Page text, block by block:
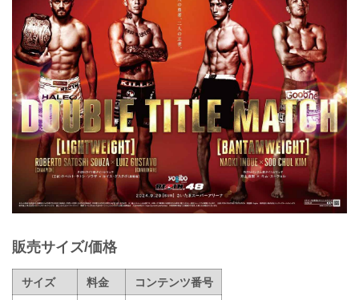
販売サイズ/価格
サイズ 料金
コンテンツ番号